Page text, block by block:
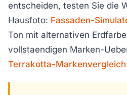
entscheiden, testen Sie die
Hausfoto: Fassaden-
Ton mit alternativen
vollstaendigen Marken-
Terrakotta-